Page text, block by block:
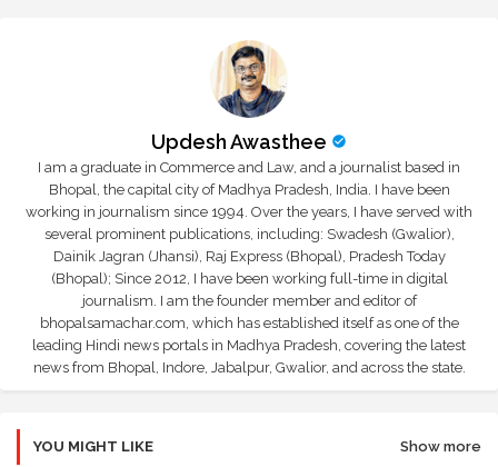
Updesh Awasthee
I am a graduate in Commerce and Law, and a journalist based in
Bhopal, the capital city of Madhya Pradesh, India. I have been
working in journalism since 1994. Over the years, I have served with
several prominent publications, including: Swadesh (Gwalior),
Dainik Jagran (Jhansi), Raj Express (Bhopal), Pradesh Today
(Bhopal); Since 2012, I have been working full-time in digital
journalism. I am the founder member and editor of
bhopalsamachar.com, which has established itself as one of the
leading Hindi news portals in Madhya Pradesh, covering the latest
news from Bhopal, Indore, Jabalpur, Gwalior, and across the state.
YOU MIGHT LIKE Show more